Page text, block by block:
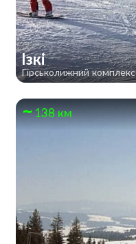
Ізкі
Гірськолижний комплекс
138 км